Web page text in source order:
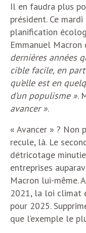
Il en faudra plus
président. Ce
planification
Emmanuel Macron
dernières années
cible facile, en
qu’elle est en
d’un populisme ».
avancer ».
« Avancer » ? Non
recule, là. Le
détricotage
entreprises
Macron lui-même.
2021, la loi climat
pour 2025.
que l’exemple le